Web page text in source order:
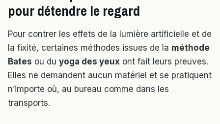
pour détendre le regard
Pour contrer les effets de la lumière artificielle et de
la fixité, certaines méthodes issues de la méthode
Bates ou du yoga des yeux ont fait leurs preuves.
Elles ne demandent aucun matériel et se pratiquent
n’importe où, au bureau comme dans les
transports.